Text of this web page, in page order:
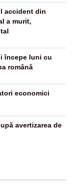
accident din
a murit,
începe luni cu
română
economici
avertizarea de